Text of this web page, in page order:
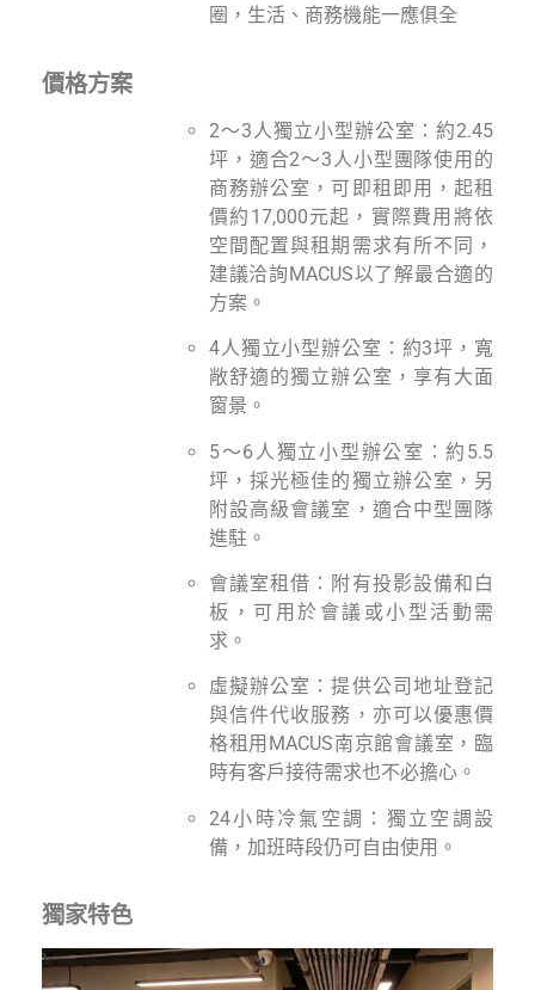
圈，生活、商務機能一應俱全
價格方案
2～3人獨立小型辦公室：約2.45
坪，適合2～3人小型團隊使用的
商務辦公室，可即租即用，起租
價約17,000元起，實際費用將依
空間配置與租期需求有所不同，
建議洽詢MACUS以了解最合適的
方案。
4人獨立小型辦公室：約3坪，寬
敞舒適的獨立辦公室，享有大面
窗景。
5～6人獨立小型辦公室：約5.5
坪，採光極佳的獨立辦公室，另
附設高級會議室，適合中型團隊
進駐。
會議室租借：附有投影設備和白
板，可用於會議或小型活動需
求。
虛擬辦公室：提供公司地址登記
與信件代收服務，亦可以優惠價
格租用MACUS南京館會議室，臨
時有客戶接待需求也不必擔心。
24小時冷氣空調：獨立空調設
備，加班時段仍可自由使用。
獨家特色